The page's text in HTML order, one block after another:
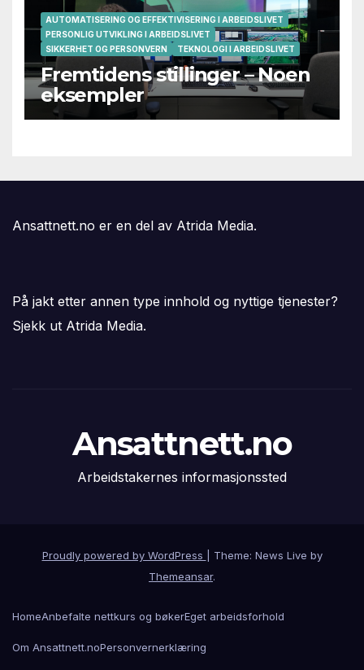
AUTOMATISERING OG EFFEKTIVISERING I ARBEIDSLIVET
PERSONLIG UTVIKLING I ARBEIDSLIVET
SIKKERHET OG PERSONVERN
TEKNOLOGI I ARBEIDSLIVET
Fremtidens stillinger – Noen
eksempler
Ansattnett.no er en del av Atrida Media.
På jakt etter annen type innhold og nyttige tjenester?
Sjekk ut Atrida Media.
Ansattnett.no
Arbeidstakernes informasjonssted
Proudly powered by WordPress
Theme: News Live by
Themeansar.
HomeAnbefalte nettkurs og bøkerEget arbeidsforhold
Om Ansattnett.noPersonvernerklæring